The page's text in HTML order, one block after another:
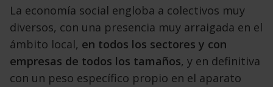
La economía social engloba a colectivos muy
diversos, con una presencia muy arraigada en el
ámbito local, en todos los sectores y con
empresas de todos los tamaños, y en definitiva
con un peso específico propio en el aparato